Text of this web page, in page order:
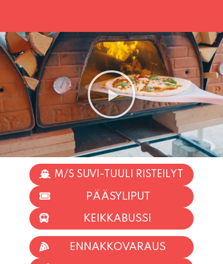
M/S SUVI-TUULI RISTEILYT
PÄÄSYLIPUT
KEIKKABUSSI
ENNAKKOVARAUS